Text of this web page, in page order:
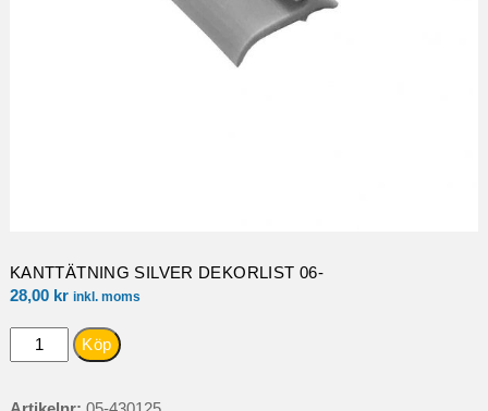
KANTTÄTNING SILVER DEKORLIST 06-
28,00 kr inkl. moms
KANTTÄTNING
Köp